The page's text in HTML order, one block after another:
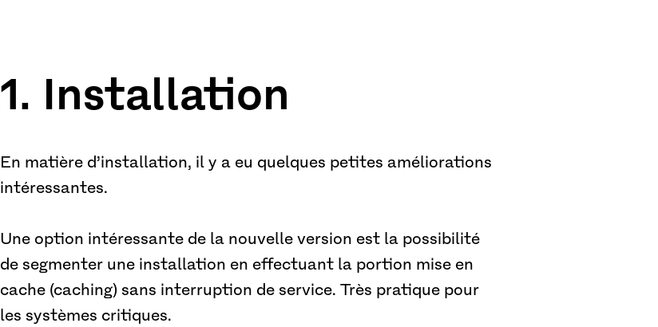
1. Installation
En matière d’installation, il y a eu quelques petites améliorations
intéressantes.
Une option intéressante de la nouvelle version est la possibilité
de segmenter une installation en effectuant la portion mise en
cache (caching) sans interruption de service. Très pratique pour
les systèmes critiques.